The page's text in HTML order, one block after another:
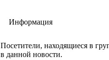
Информация
Посетители, находящиеся в
в данной новости.